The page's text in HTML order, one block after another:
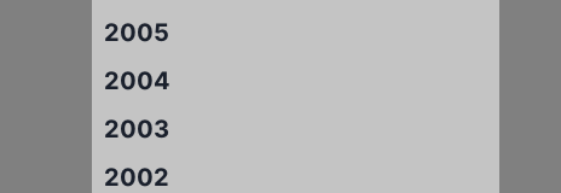
2005
2004
2003
2002